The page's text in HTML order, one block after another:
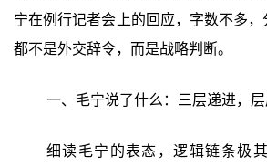
宁在例行记者会上的回应，字数不多
都不是外交辞令，而是战略判断。
一、毛宁说了什么：三层递进，
细读毛宁的表态，逻辑链条极